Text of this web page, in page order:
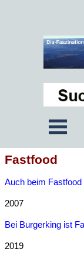
Fastfood
Auch beim
2007
Bei Burgerking ist
2019